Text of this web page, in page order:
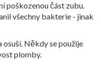
poškozenou část zubu.
všechny bakterie - jinak
osuší. Někdy se použije
plomby.